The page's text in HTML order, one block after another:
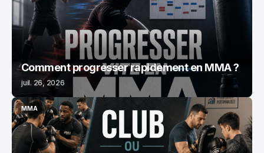
Comment progresser rapidement en MMA ?
juil. 26, 2026
MMA
MMA